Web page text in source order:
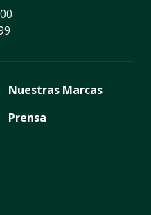
Nuestras Marcas
Prensa